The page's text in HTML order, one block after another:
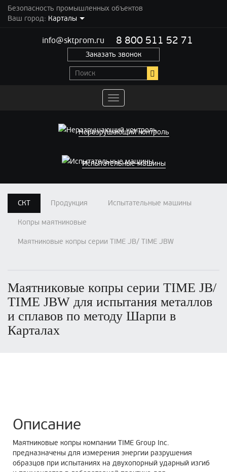
Безопасность промышленных объектов
Ваш город: Карталы
info@sktprom.ru 8 800 511 52 71
Заказать звонок
Переключить
навигацию
Неразрушающий контроль
Испытательные машины
СКТ Продукция Испытательные машины
Копры маятниковые
Маятниковые копры серии TIME JB/ TIME JBW
Маятниковые копры серии TIME JB/
TIME JBW для испытания металлов
и сплавов по методу Шарпи в
Карталах
Описание
Маятниковые копры компании TIME Group Inc.
предназначены для измерения энергии разрушения
образцов при испытаниях на двухопорный ударный изгиб